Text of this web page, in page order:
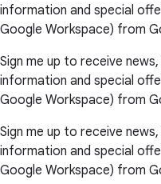
information and special
Google Workspace) from
Sign me up to receive
information and special
Google Workspace) from
Sign me up to receive
information and special
Google Workspace) from